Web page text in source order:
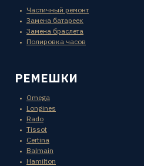
Частичный ремонт
Замена батареек
Замена браслета
Полировка часов
РЕМЕШКИ
Omega
Longines
Rado
Tissot
Certina
Balmain
Hamilton